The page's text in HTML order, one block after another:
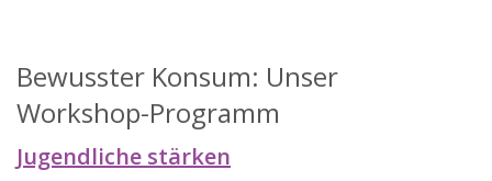
Bewusster Konsum: Unser
Workshop-Programm
Jugendliche stärken